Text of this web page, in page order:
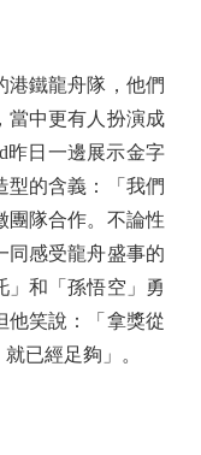
鐵龍舟隊，他們
當中更有人扮演成
昨日一邊展示金字
型的含義：「我們
團隊合作。不論性
同感受龍舟盛事的
」和「孫悟空」勇
他笑說：「拿獎從
已經足夠」。